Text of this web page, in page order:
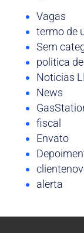
Vagas
termo de
Sem
politica
Noticias
News
fiscal
Envato
alerta